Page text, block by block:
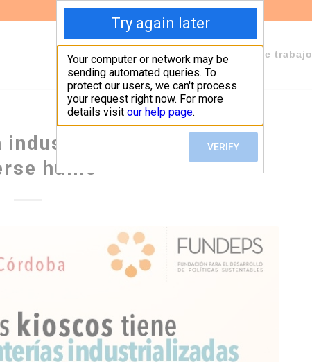
Sobre Fundeps Staff Áreas de trabajo
industria que no quiere
humo